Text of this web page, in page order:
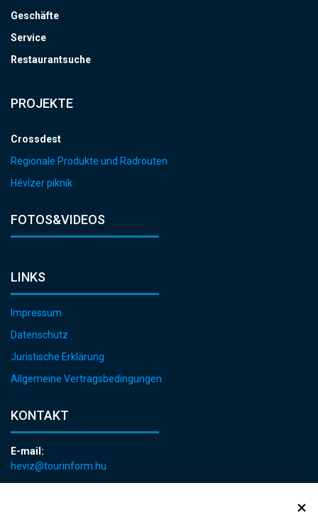
Geschäfte
Service
Restaurantsuche
PROJEKTE
Crossdest
Regionale Produkte und Radrouten
Hévízer piknik
FOTOS&VIDEOS
LINKS
Impressum
Datenschutz
Juristische Erklärung
Allgemeine Vertragsbedingungen
KONTAKT
E-mail:
heviz@tourinform.hu